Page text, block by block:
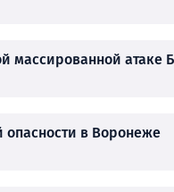
атаке
опасности в Воронеже